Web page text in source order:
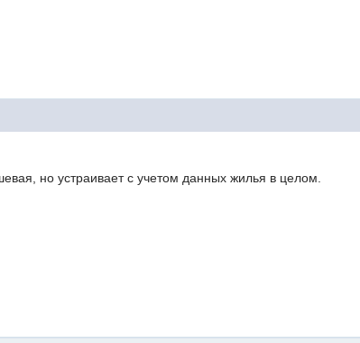
но устраивает с учетом данных жилья в целом.